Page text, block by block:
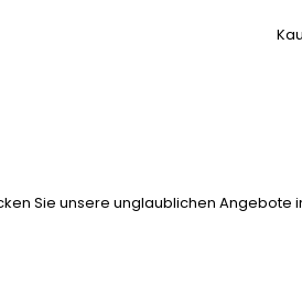
Sie unsere unglaublichen